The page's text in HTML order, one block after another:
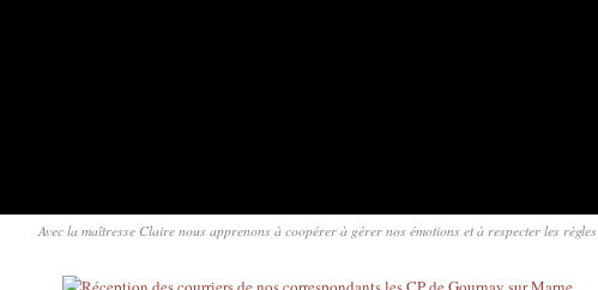
Avec la maîtresse Claire nous apprenons à coopérer à gérer nos émotions et à respecter les règles